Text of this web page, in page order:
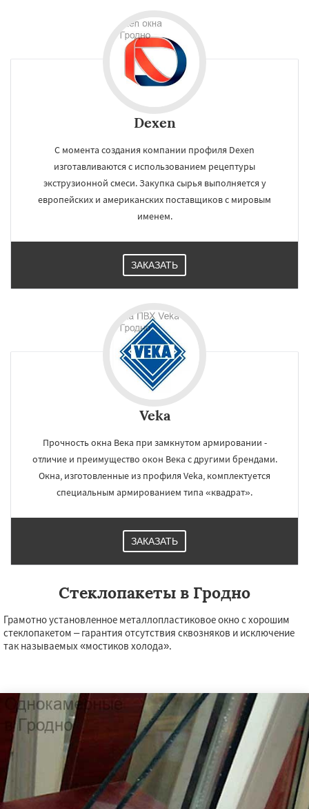
Dexen
С момента создания компании профиля Dexen
изготавливаются с использованием рецептуры
экструзионной смеси. Закупка сырья выполняется у
европейских и американских поставщиков с мировым
именем.
ЗАКАЗАТЬ
Veka
Прочность окна Века при замкнутом армировании -
отличие и преимущество окон Века с другими брендами.
Окна, изготовленные из профиля Veka, комплектуется
специальным армированием типа «квадрат».
ЗАКАЗАТЬ
Стеклопакеты в Гродно
Грамотно установленное металлопластиковое окно с хорошим
стеклопакетом – гарантия отсутствия сквозняков и исключение
так называемых «мостиков холода».